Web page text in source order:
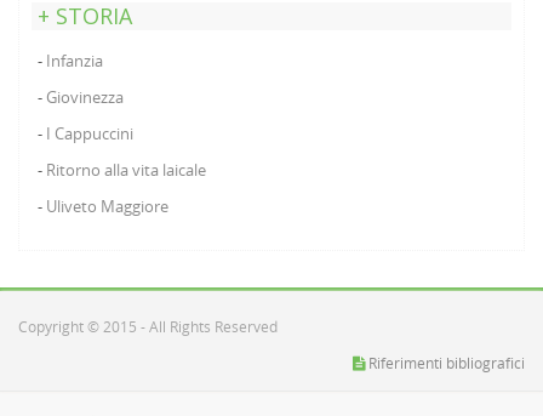
STORIA
Infanzia
Giovinezza
I Cappuccini
Ritorno alla vita laicale
Uliveto Maggiore
Copyright © 2015 - All Rights Reserved
Riferimenti bibliografici